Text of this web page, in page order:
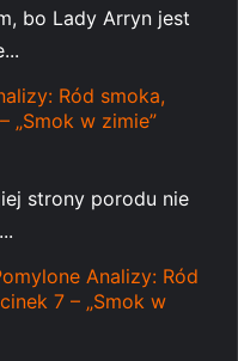
bo Lady Arryn jest
Ród smoka,
„Smok w zimie”
strony porodu nie
Analizy: Ród
7 – „Smok w